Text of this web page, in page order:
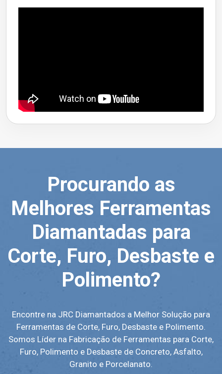
Procurando as
Melhores Ferramentas
Diamantadas para
Corte, Furo, Desbaste e
Polimento?
Encontre na JRC Diamantados a Melhor Solução para
Ferramentas de Corte, Furo, Desbaste e Polimento.
Somos Líder na Fabricação de Ferramentas para Corte,
Furo, Polimento e Desbaste de Concreto, Asfalto,
Granito e Porcelanato.